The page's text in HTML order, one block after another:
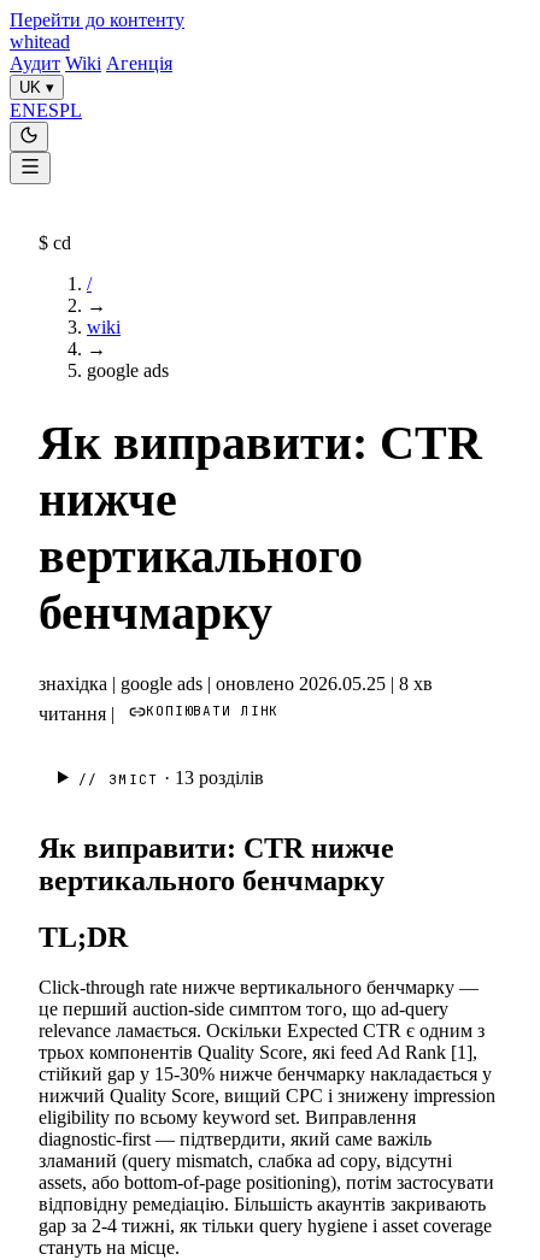
Перейти до контенту
whitead
Аудит Wiki Агенція
UK ▾
ENESPL
$ cd
/
→
wiki
→
google ads
Як виправити: CTR
нижче
вертикального
бенчмарку
знахідка | google ads | оновлено 2026.05.25 | 8 хв
читання | КОПІЮВАТИ ЛІНК
// ЗМІСТ · 13 розділів
Як виправити: CTR нижче
вертикального бенчмарку
TL;DR
Click-through rate нижче вертикального бенчмарку —
це перший auction-side симптом того, що ad-query
relevance ламається. Оскільки Expected CTR є одним з
трьох компонентів Quality Score, які feed Ad Rank [1],
стійкий gap у 15-30% нижче бенчмарку накладається у
нижчий Quality Score, вищий CPC і знижену impression
eligibility по всьому keyword set. Виправлення
diagnostic-first — підтвердити, який саме важіль
зламаний (query mismatch, слабка ad copy, відсутні
assets, або bottom-of-page positioning), потім застосувати
відповідну ремедіацію. Більшість акаунтів закривають
gap за 2-4 тижні, як тільки query hygiene і asset coverage
стануть на місце.